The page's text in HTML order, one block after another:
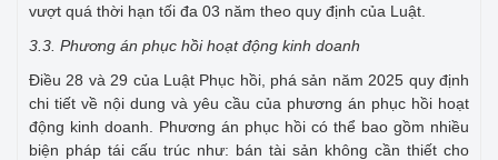
vượt quá thời hạn tối đa 03 năm theo quy định của Luật.
3.3. Phương án phục hồi hoạt động kinh doanh
Điều 28 và 29 của Luật Phục hồi, phá sản năm 2025 quy định
chi tiết về nội dung và yêu cầu của phương án phục hồi hoạt
động kinh doanh. Phương án phục hồi có thể bao gồm nhiều
biện pháp tái cấu trúc như: bán tài sản không cần thiết cho